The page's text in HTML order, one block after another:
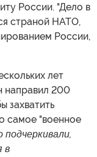
России. "Дело в
страной НАТО,
России,
лет
направил 200
захватить
самое "военное
в